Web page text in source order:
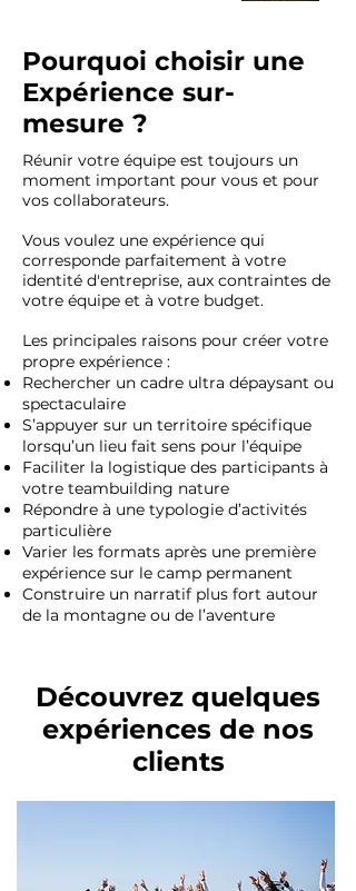
Pourquoi choisir une
Expérience sur-
mesure ?
Réunir votre équipe est toujours un
moment important pour vous et pour
vos collaborateurs.
Vous voulez une expérience qui
corresponde parfaitement à votre
identité d'entreprise, aux contraintes de
votre équipe et à votre budget.
Les principales raisons pour créer votre
propre expérience :
Rechercher un cadre ultra dépaysant ou
spectaculaire
S’appuyer sur un territoire spécifique
lorsqu’un lieu fait sens pour l’équipe
Faciliter la logistique des participants à
votre teambuilding nature
Répondre à une typologie d’activités
particulière
Varier les formats après une première
expérience sur le camp permanent
Construire un narratif plus fort autour
de la montagne ou de l’aventure
Découvrez quelques
expériences de nos
clients